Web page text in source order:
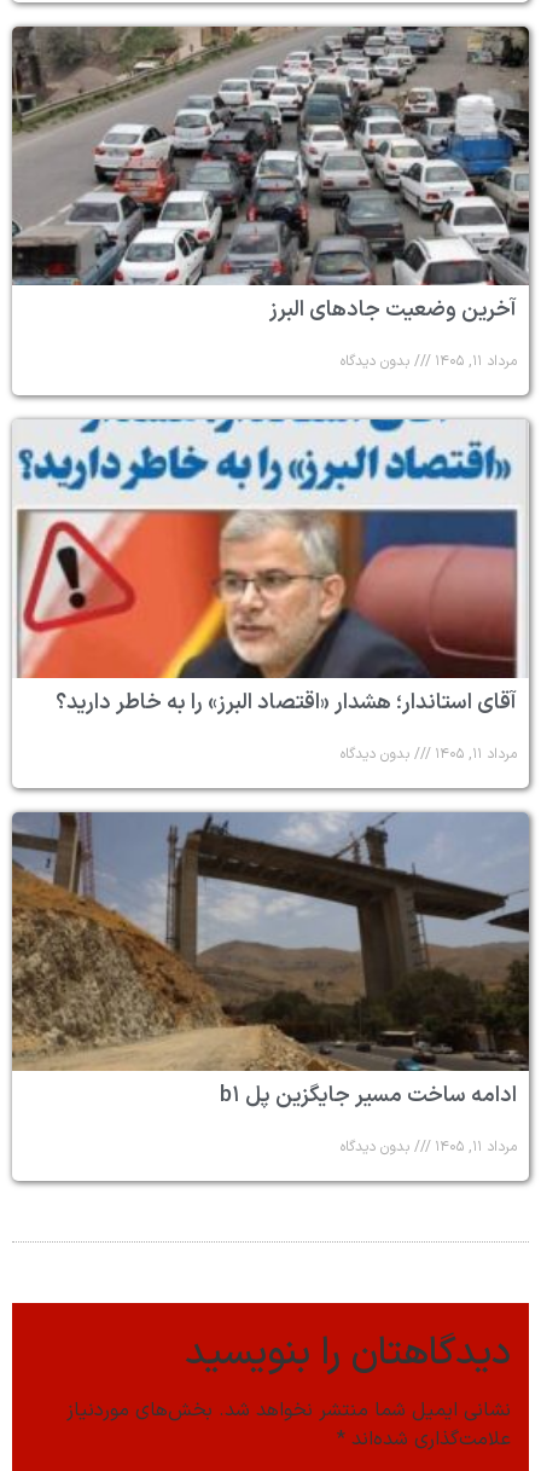
آخرین وضعیت جادهای البرز
مرداد ۱۱, ۱۴۰۵ بدون دیدگاه
آقای استاندار؛ هشدار «اقتصاد البرز» را به خاطر دارید؟
مرداد ۱۱, ۱۴۰۵ بدون دیدگاه
ادامه ساخت مسیر جایگزین پل b۱
مرداد ۱۱, ۱۴۰۵ بدون دیدگاه
دیدگاهتان را بنویسید
نشانی ایمیل شما منتشر نخواهد شد. بخش‌های موردنیاز
علامت‌گذاری شده‌اند *